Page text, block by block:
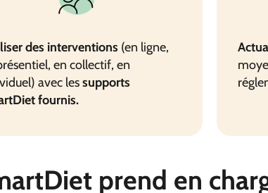
des interventions (en ligne,
en collectif, en
avec lessupports
fournis.
prend en